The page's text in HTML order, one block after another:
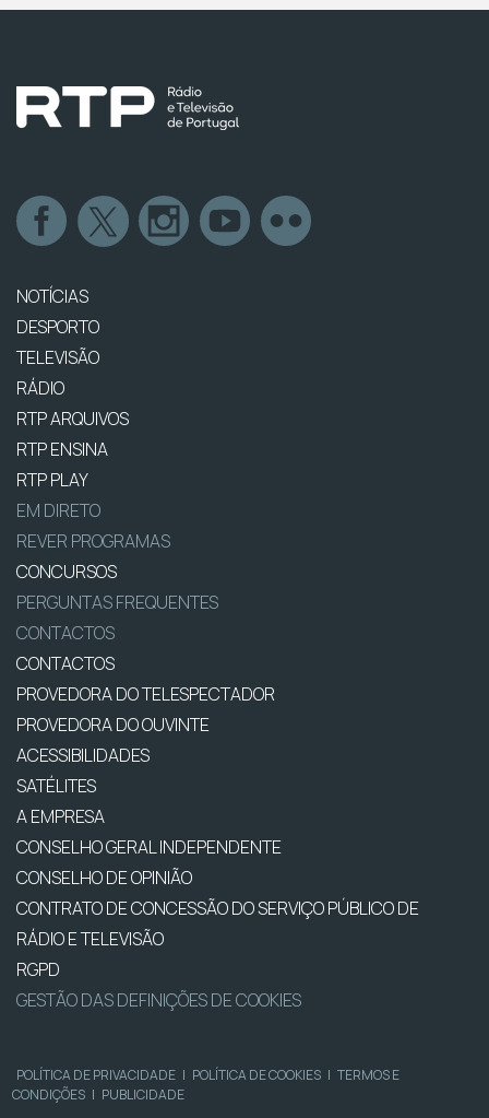
NOTÍCIAS
DESPORTO
TELEVISÃO
RÁDIO
RTP ARQUIVOS
RTP ENSINA
RTP PLAY
EM DIRETO
REVER PROGRAMAS
CONCURSOS
PERGUNTAS FREQUENTES
CONTACTOS
CONTACTOS
PROVEDORA DO TELESPECTADOR
PROVEDORA DO OUVINTE
ACESSIBILIDADES
SATÉLITES
A EMPRESA
CONSELHO GERAL INDEPENDENTE
CONSELHO DE OPINIÃO
CONTRATO DE CONCESSÃO DO SERVIÇO PÚBLICO DE
RÁDIO E TELEVISÃO
RGPD
GESTÃO DAS DEFINIÇÕES DE COOKIES
POLÍTICA DE PRIVACIDADE | POLÍTICA DE COOKIES | TERMOS E
CONDIÇÕES | PUBLICIDADE